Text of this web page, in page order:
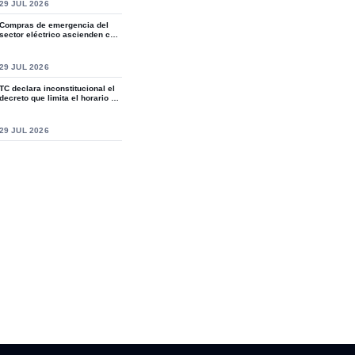
donde murió paciente embarazada
Thony Genao entrega zapatos a estudiantes del
JUL 2026
Compras de emergencia del
sector eléctrico ascienden casi
JUL 2026
TC declara inconstitucional el
decreto que limita el horario de
JUL 2026